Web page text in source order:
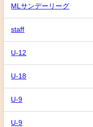
MLサンデーリーグ
staff
U-12
U-18
U-9
U-9